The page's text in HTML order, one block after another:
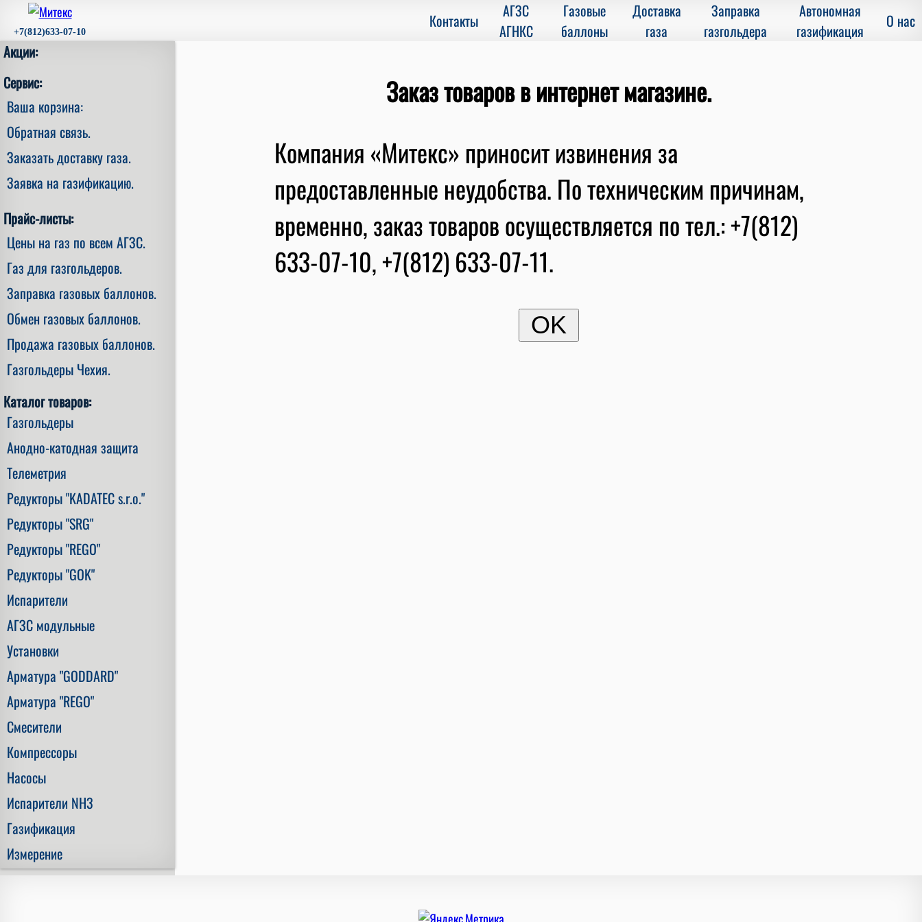
+7(812)633-07-10
Контакты
АГЗС
АГНКС
Газовые
баллоны
Доставка
газа
Заправка
газгольдера
Автономная
газификация
О нас
Заказ товаров в интернет магазине.
Компания «Митекс» приносит извинения за
предоставленные неудобства. По техническим причинам,
временно, заказ товаров осуществляется по тел.: +7(812)
633-07-10, +7(812) 633-07-11.
Акции:
Сервис:
Ваша корзина:
Обратная связь.
Заказать доставку газа.
Заявка на газификацию.
Прайс-листы:
Цены на газ по всем АГЗС.
Газ для газгольдеров.
Заправка газовых баллонов.
Обмен газовых баллонов.
Продажа газовых баллонов.
Газгольдеры Чехия.
Каталог товаров:
Газгольдеры
Анодно-катодная защита
Телеметрия
Редукторы "KADATEC s.r.o."
Редукторы "SRG"
Редукторы "REGO"
Редукторы "GOK"
Испарители
АГЗС модульные
Установки
Арматура "GODDARD"
Арматура "REGO"
Смесители
Компрессоры
Насосы
Испарители NH3
Газификация
Измерение